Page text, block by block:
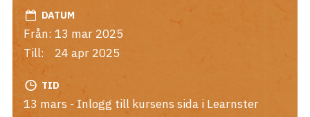
DATUM
Från: 13 mar 2025
Till:
24 apr 2025
TID
13 mars - Inlogg till kursens sida i Learnster